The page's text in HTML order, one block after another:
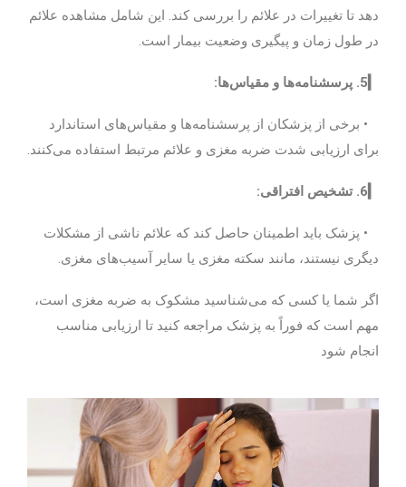
دهد تا تغییرات در علائم را بررسی کند. این شامل مشاهده علائم
در طول زمان و پیگیری وضعیت بیمار است.
• برخی از پزشکان از پرسشنامه‌ها و مقیاس‌های استاندارد
برای ارزیابی شدت ضربه مغزی و علائم مرتبط استفاده می‌کنند.
• پزشک باید اطمینان حاصل کند که علائم ناشی از مشکلات
دیگری نیستند، مانند سکته مغزی یا سایر آسیب‌های مغزی.
اگر شما یا کسی که می‌شناسید مشکوک به ضربه مغزی است،
مهم است که فوراً به پزشک مراجعه کنید تا ارزیابی مناسب
انجام شود